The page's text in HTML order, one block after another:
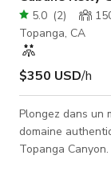
5.0 (2)
Topanga, CA
$350 USD/h
Plongez dans un
domaine
Topanga